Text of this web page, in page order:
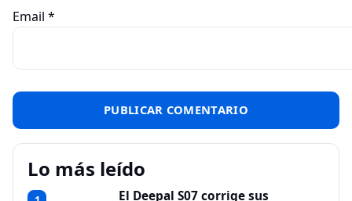
Email *
Lo más leído
El Deepal S07 corrige sus